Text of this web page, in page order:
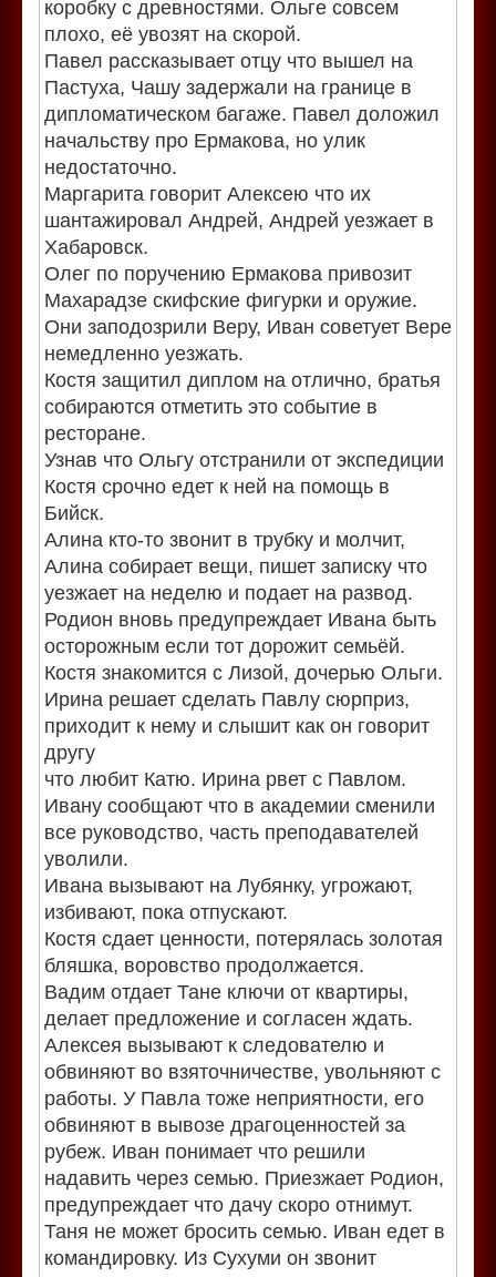
коробку с древностями. Ольге совсем
плохо, её увозят на скорой.
Павел рассказывает отцу что вышел на
Пастуха, Чашу задержали на границе в
дипломатическом багаже. Павел доложил
начальству про Ермакова, но улик
недостаточно.
Маргарита говорит Алексею что их
шантажировал Андрей, Андрей уезжает в
Хабаровск.
Олег по поручению Ермакова привозит
Махарадзе скифские фигурки и оружие.
Они заподозрили Веру, Иван советует Вере
немедленно уезжать.
Костя защитил диплом на отлично, братья
собираются отметить это событие в
ресторане.
Узнав что Ольгу отстранили от экспедиции
Костя срочно едет к ней на помощь в
Бийск.
Алина кто-то звонит в трубку и молчит,
Алина собирает вещи, пишет записку что
уезжает на неделю и подает на развод.
Родион вновь предупреждает Ивана быть
осторожным если тот дорожит семьёй.
Костя знакомится с Лизой, дочерью Ольги.
Ирина решает сделать Павлу сюрприз,
приходит к нему и слышит как он говорит
другу
что любит Катю. Ирина рвет с Павлом.
Ивану сообщают что в академии сменили
все руководство, часть преподавателей
уволили.
Ивана вызывают на Лубянку, угрожают,
избивают, пока отпускают.
Костя сдает ценности, потерялась золотая
бляшка, воровство продолжается.
Вадим отдает Тане ключи от квартиры,
делает предложение и согласен ждать.
Алексея вызывают к следователю и
обвиняют во взяточничестве, увольняют с
работы. У Павла тоже неприятности, его
обвиняют в вывозе драгоценностей за
рубеж. Иван понимает что решили
надавить через семью. Приезжает Родион,
предупреждает что дачу скоро отнимут.
Таня не может бросить семью. Иван едет в
командировку. Из Сухуми он звонит